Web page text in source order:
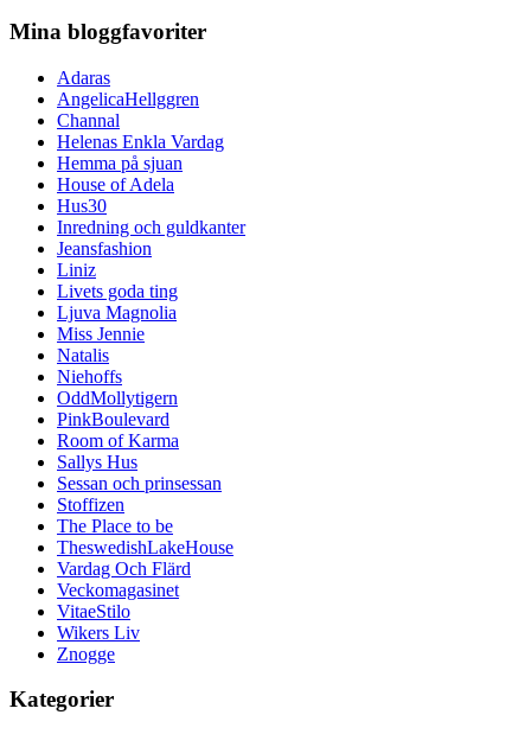
Mina bloggfavoriter
Adaras
AngelicaHellggren
Channal
Helenas Enkla Vardag
Hemma på sjuan
House of Adela
Hus30
Inredning och guldkanter
Jeansfashion
Liniz
Livets goda ting
Ljuva Magnolia
Miss Jennie
Natalis
Niehoffs
OddMollytigern
PinkBoulevard
Room of Karma
Sallys Hus
Sessan och prinsessan
Stoffizen
The Place to be
TheswedishLakeHouse
Vardag Och Flärd
Veckomagasinet
VitaeStilo
Wikers Liv
Znogge
Kategorier